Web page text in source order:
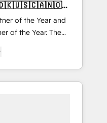
of the Year and
of the Year. The
and fully
Partner. 🚀
delivered and
APAC and NAM,